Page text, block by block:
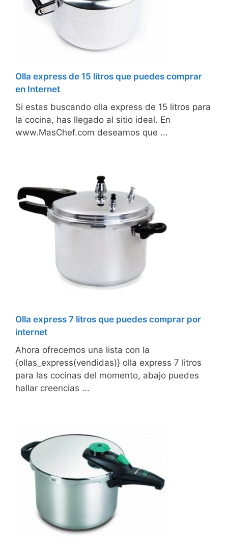
Olla express de 15 litros que puedes comprar
en Internet
Si estas buscando olla express de 15 litros para
la cocina, has llegado al sitio ideal. En
www.MasChef.com deseamos que ...
Olla express 7 litros que puedes comprar por
internet
Ahora ofrecemos una lista con la
{ollas_express(vendidas)} olla express 7 litros
para las cocinas del momento, abajo puedes
hallar creencias ...